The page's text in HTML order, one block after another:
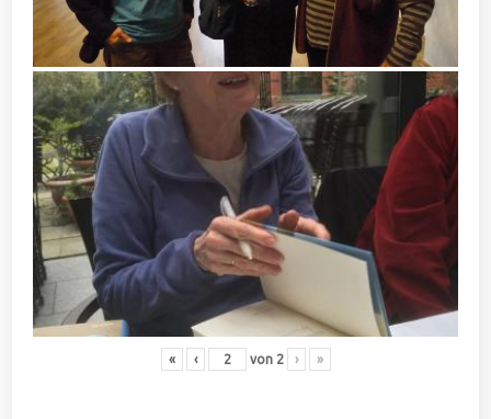
« ‹ von 2 › »